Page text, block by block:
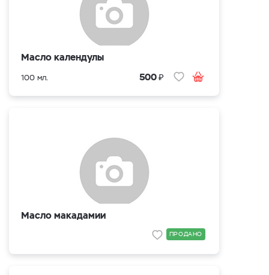
Масло календулы
100 мл. 500₽
Масло макадамии
ПРОДАНО